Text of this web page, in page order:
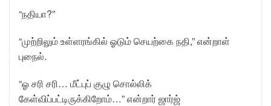
“நதியா?”
“முற்றிலும் உள்ளரங்கில் ஓடும் செயற்கை நதி,” என்றாள்
புநைல்.
“ஓ சரி சரி… மீட்புப் குழு சொல்லிக்
கேள்விப்பட்டிருக்கிறோம்…” என்றார் ஜார்ஜ்